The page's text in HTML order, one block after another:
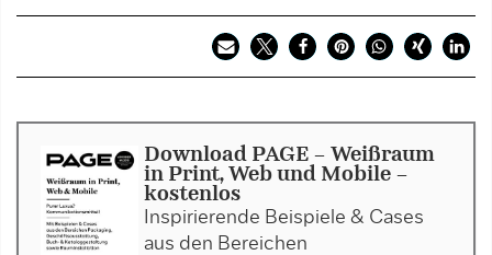
Download PAGE - Weißraum
in Print, Web und Mobile -
kostenlos
Inspirierende Beispiele & Cases
aus den Bereichen